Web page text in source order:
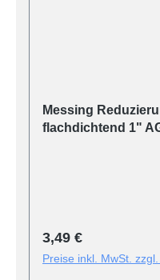
Messing
flachdichtend 1"
Regulärer Preis:
3,49 €
Preise inkl. MwSt.